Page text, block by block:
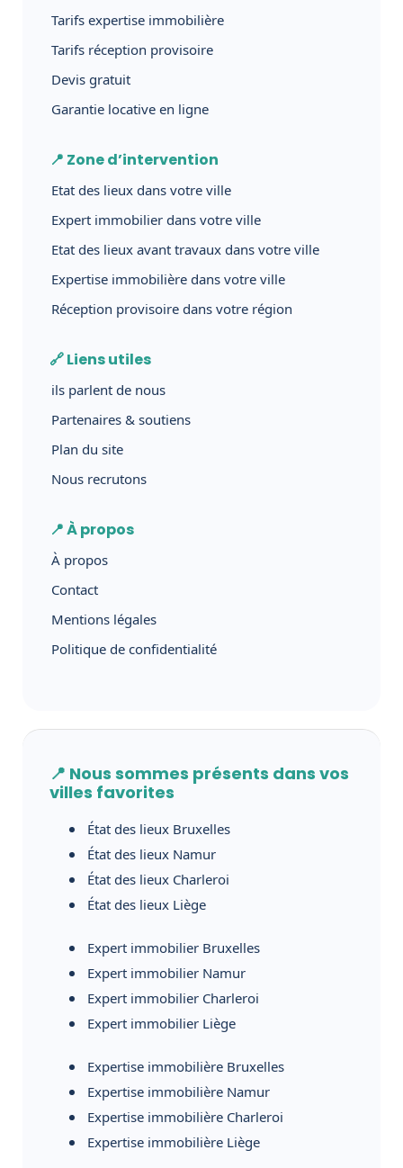
Tarifs expertise immobilière
Tarifs réception provisoire
Devis gratuit
Garantie locative en ligne
📍 Zone d’intervention
Etat des lieux dans votre ville
Expert immobilier dans votre ville
Etat des lieux avant travaux dans votre ville
Expertise immobilière dans votre ville
Réception provisoire dans votre région
🔗 Liens utiles
ils parlent de nous
Partenaires & soutiens
Plan du site
Nous recrutons
📍 À propos
À propos
Contact
Mentions légales
Politique de confidentialité
📍 Nous sommes présents dans vos
villes favorites
État des lieux Bruxelles
État des lieux Namur
État des lieux Charleroi
État des lieux Liège
Expert immobilier Bruxelles
Expert immobilier Namur
Expert immobilier Charleroi
Expert immobilier Liège
Expertise immobilière Bruxelles
Expertise immobilière Namur
Expertise immobilière Charleroi
Expertise immobilière Liège